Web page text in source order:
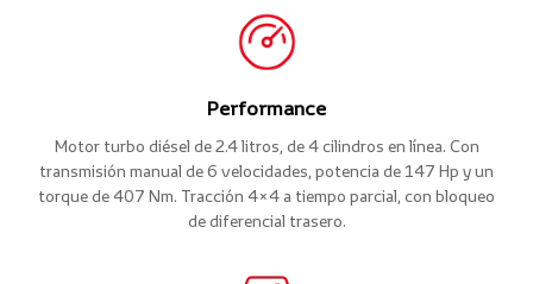
Performance
Motor turbo diésel de 2.4 litros, de 4 cilindros en línea. Con
transmisión manual de 6 velocidades, potencia de 147 Hp y un
torque de 407 Nm. Tracción 4×4 a tiempo parcial, con bloqueo
de diferencial trasero.